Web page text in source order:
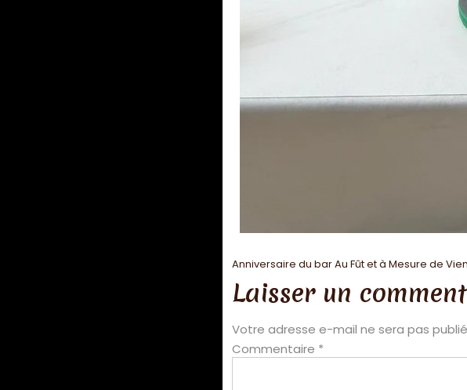
Anniversaire du bar Au Fût et à Mesure de
Laisser un
Votre adresse e-mail ne sera pas
Commentaire *